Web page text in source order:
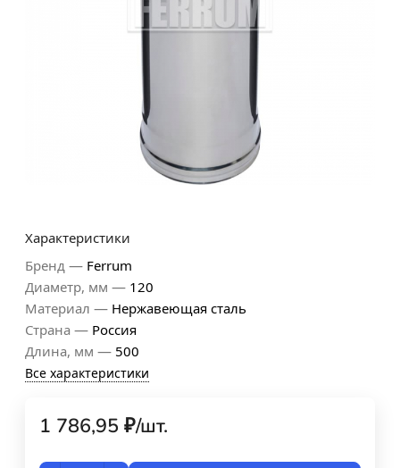
Характеристики
Бренд — Ferrum
Диаметр, мм — 120
Материал — Нержавеющая сталь
Страна — Россия
Длина, мм — 500
Все характеристики
1 786,95 ₽/шт.